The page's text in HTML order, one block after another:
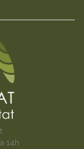
14h